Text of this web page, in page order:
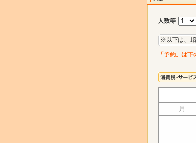
人数等
※以下は、1
「予約」は
月